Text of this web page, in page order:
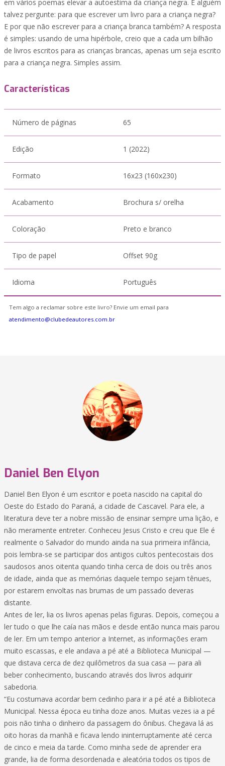
em vários poemas elevar a autoestima da criança negra. E alguém
talvez pergunte: para que escrever um livro para a criança negra?
E por que não escrever para a criança branca também? A resposta
é simples: usando de uma hipérbole, creio que a cada um bilhão
de livros escritos para as crianças brancas, apenas um seja escrito
para a criança negra. Simples assim.
Características
Número de páginas 65
Edição 1 (2022)
Formato 16x23 (160x230)
Acabamento Brochura s/ orelha
Coloração Preto e branco
Tipo de papel Offset 90g
Idioma Português
Tem algo a reclamar sobre este livro? Envie um email para
atendimento@clubedeautores.com.br
Daniel Ben Elyon
Daniel Ben Elyon é um escritor e poeta nascido na capital do
Oeste do Estado do Paraná, a cidade de Cascavel. Para ele, a
literatura deve ter a nobre missão de ensinar sempre uma lição, e
não meramente entreter. Conheceu Jesus Cristo e creu que Ele é
realmente o Salvador do mundo ainda na sua primeira infância,
pois lembra-se se participar dos antigos cultos pentecostais dos
saudosos anos oitenta quando tinha cerca de dois ou três anos
de idade, ainda que as memórias daquele tempo sejam tênues,
por estarem envoltas nas brumas de um passado deveras
distante.
Antes de ler, lia os livros apenas pelas figuras. Depois, começou a
ler tudo o que lhe caía nas mãos e desde então nunca mais parou
de ler. Em um tempo anterior a Internet, as informações eram
muito escassas, e ele andava a pé até a Biblioteca Municipal —
que distava cerca de dez quilômetros da sua casa — para ali
beber conhecimento, buscando através dos livros adquirir
sabedoria.
“Eu costumava acordar bem cedinho para ir a pé até a Biblioteca
Municipal. Nessa época eu tinha doze anos. Muitas vezes ia a pé
pois não tinha o dinheiro da passagem do ônibus. Chegava lá as
oito horas da manhã e ficava lendo ininterruptamente até cerca
de cinco e meia da tarde. Como minha sede de aprender era
grande, lia de forma desordenada e aleatória todos os tipos de